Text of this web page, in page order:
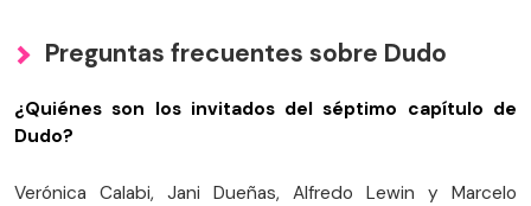
Preguntas frecuentes sobre Dudo
¿Quiénes son los invitados del séptimo capítulo de
Dudo?
Verónica Calabi, Jani Dueñas, Alfredo Lewin y Marcelo